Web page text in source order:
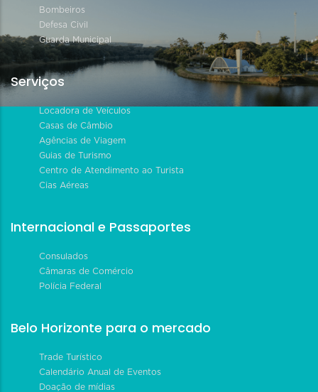
Bombeiros
Defesa Civil
Guarda Municipal
Serviços
Locadora de Veículos
Casas de Câmbio
Agências de Viagem
Guias de Turismo
Centro de Atendimento ao Turista
Cias Aéreas
Internacional e Passaportes
Consulados
Câmaras de Comércio
Polícia Federal
Belo Horizonte para o mercado
Trade Turístico
Calendário Anual de Eventos
Doação de mídias